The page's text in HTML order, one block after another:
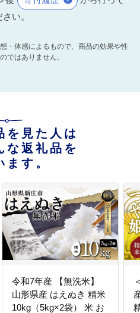
さい。
・体感によるもので、商品の効果や性
ではありません。
を見た人は
な返礼品を
ます。
令和7年産 【無洗米】
山形県産 はえぬき 精米
10kg（5kg×2袋） 米 お